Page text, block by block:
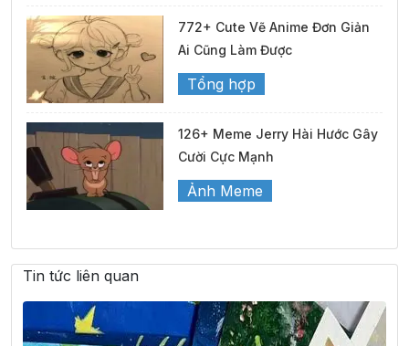
772+ Cute Vẽ Anime Đơn Giản
Ai Cũng Làm Được
Tổng hợp
126+ Meme Jerry Hài Hước Gây
Cười Cực Mạnh
Ảnh Meme
Tin tức liên quan